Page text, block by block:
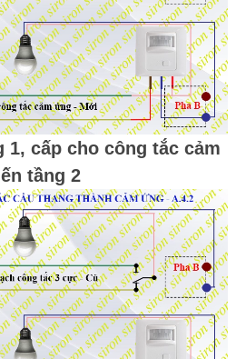
1, cấp cho công tắc cảm
tầng 2